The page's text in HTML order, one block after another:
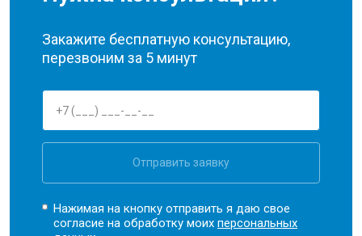
Закажите бесплатную консультацию,
перезвоним за 5 минут
Отправить заявку
Нажимая на кнопку отправить я даю свое
согласие на обработку моихперсональных